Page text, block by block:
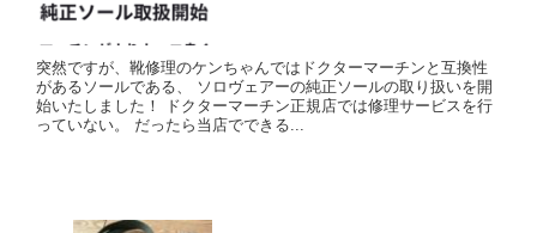
突然ですが、靴修理のケンちゃんではドクターマーチンと互換性
があるソールである、 ソロヴェアーの純正ソールの取り扱いを開
始いたしました！ ドクターマーチン正規店では修理サービスを行
っていない。 だったら当店でできる...